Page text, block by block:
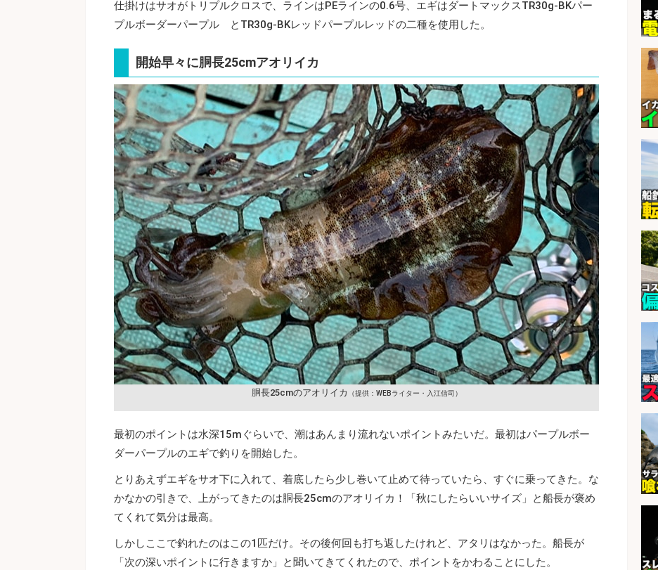
仕掛けはサオがトリプルクロスで、ラインはPEラインの0.6号、エギはダートマックスTR30g-BKパー
プルボーダーパープル とTR30g-BKレッドパープルレッドの二種を使用した。
開始早々に胴長25cmアオリイカ
胴長25cmのアオリイカ （提供：WEBライター・入江信司）
最初のポイントは水深15mぐらいで、潮はあんまり流れないポイントみたいだ。最初はパープルボー
ダーパープルのエギで釣りを開始した。
とりあえずエギをサオ下に入れて、着底したら少し巻いて止めて待っていたら、すぐに乗ってきた。な
かなかの引きで、上がってきたのは胴長25cmのアオリイカ！「秋にしたらいいサイズ」と船長が褒め
てくれて気分は最高。
しかしここで釣れたのはこの1匹だけ。その後何回も打ち返したけれど、アタリはなかった。船長が
「次の深いポイントに行きますか」と聞いてきてくれたので、ポイントをかわることにした。